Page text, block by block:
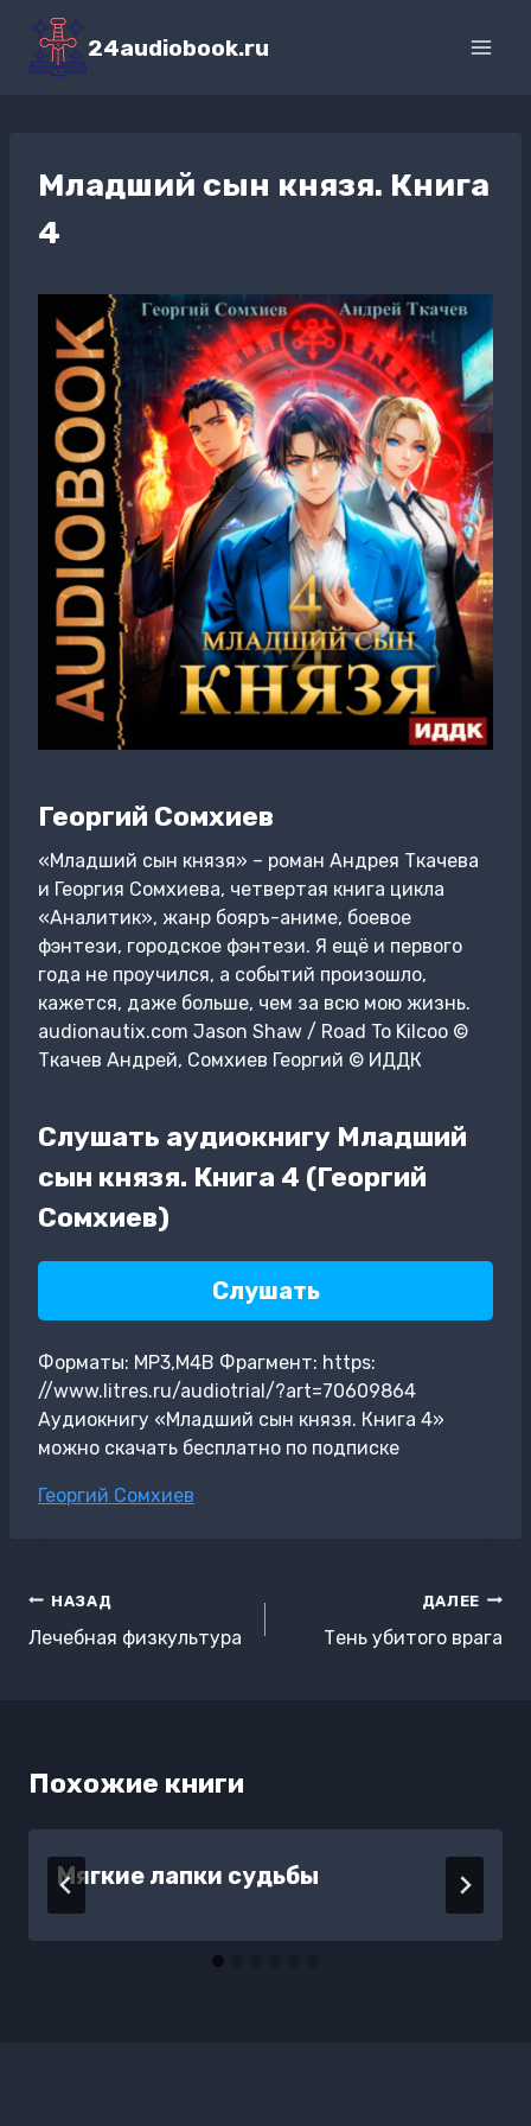
Перейти
содержимому
24audiobook.ru
Младший сын князя. Книга
4
Георгий Сомхиев
«Младший сын князя» – роман Андрея Ткачева
и Георгия Сомхиева, четвертая книга цикла
«Аналитик», жанр бояръ-аниме, боевое
фэнтези, городское фэнтези. Я ещё и первого
года не проучился, а событий произошло,
кажется, даже больше, чем за всю мою жизнь.
audionautix.com Jason Shaw / Road To Kilcoo ©
Ткачев Андрей, Сомхиев Георгий © ИДДК
Слушать аудиокнигу Младший
сын князя. Книга 4 (Георгий
Сомхиев)
Слушать
Форматы: MP3,M4B Фрагмент: https:
//www.litres.ru/audiotrial/?art=70609864
Аудиокнигу «Младший сын князя. Книга 4»
можно скачать бесплатно по подписке
Метки
Георгий Сомхиев
Навигация
по
НАЗАД
Лечебная физкультура
ДАЛЕЕ
Тень убитого врага
Похожие книги
Мягкие лапки судьбы